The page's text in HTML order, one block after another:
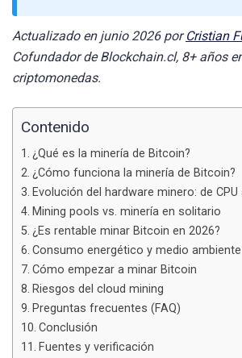
Actualizado en junio 2026 porCristian
Cofundador de Blockchain.cl, 8+ años
criptomonedas.
Contenido
¿Qué es la minería de Bitcoin?
¿Cómo funciona la minería de Bitcoin?
Evolución del hardware minero: de CPU
Mining pools vs. minería en solitario
¿Es rentable minar Bitcoin en 2026?
Consumo energético y medio ambiente
Cómo empezar a minar Bitcoin
Riesgos del cloud mining
Preguntas frecuentes (FAQ)
Conclusión
Fuentes y verificación